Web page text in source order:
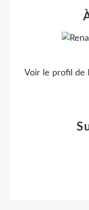
Voir le profil de